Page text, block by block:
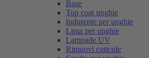
Base
Top coat unghie
Indurente per unghie
Lima per unghie
Lampade UV
Rimuovi cuticole